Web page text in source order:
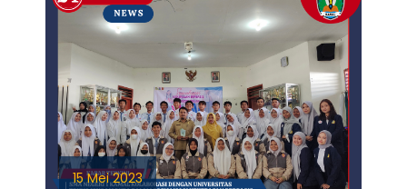
15 Mei 2023